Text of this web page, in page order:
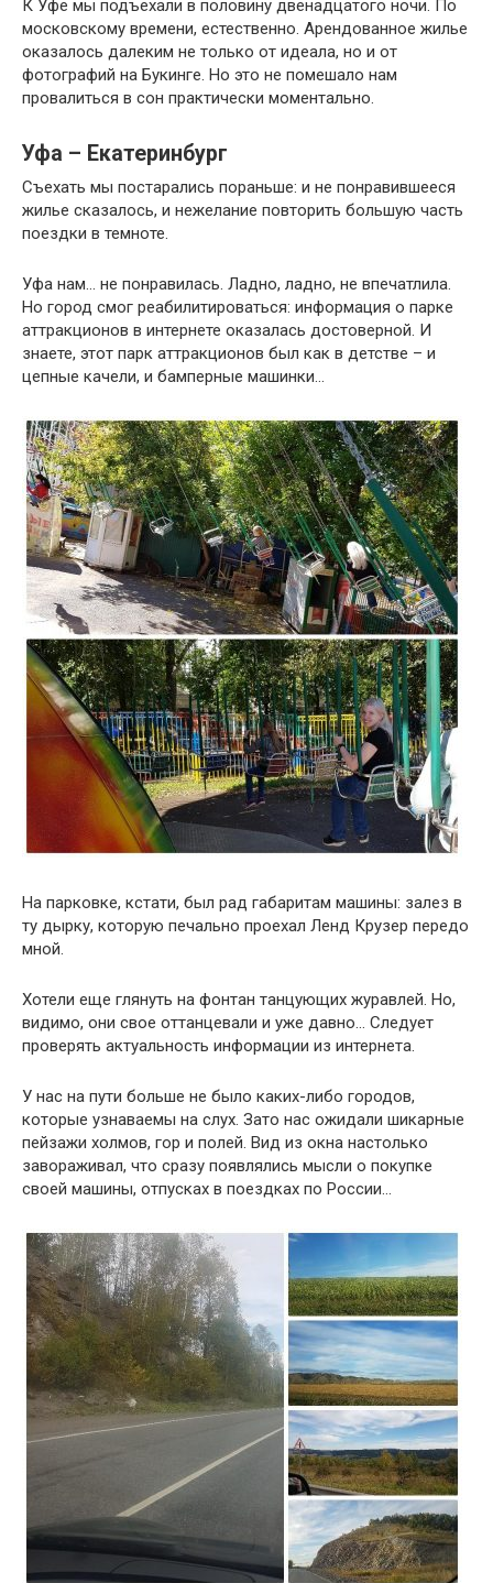
К Уфе мы подъехали в половину двенадцатого ночи. По
московскому времени, естественно. Арендованное жилье
оказалось далеким не только от идеала, но и от
фотографий на Букинге. Но это не помешало нам
провалиться в сон практически моментально.
Уфа – Екатеринбург
Съехать мы постарались пораньше: и не понравившееся
жилье сказалось, и нежелание повторить большую часть
поездки в темноте.
Уфа нам… не понравилась. Ладно, ладно, не впечатлила.
Но город смог реабилитироваться: информация о парке
аттракционов в интернете оказалась достоверной. И
знаете, этот парк аттракционов был как в детстве – и
цепные качели, и бамперные машинки…
На парковке, кстати, был рад габаритам машины: залез в
ту дырку, которую печально проехал Ленд Крузер передо
мной.
Хотели еще глянуть на фонтан танцующих журавлей. Но,
видимо, они свое оттанцевали и уже давно… Следует
проверять актуальность информации из интернета.
У нас на пути больше не было каких-либо городов,
которые узнаваемы на слух. Зато нас ожидали шикарные
пейзажи холмов, гор и полей. Вид из окна настолько
завораживал, что сразу появлялись мысли о покупке
своей машины, отпусках в поездках по России…